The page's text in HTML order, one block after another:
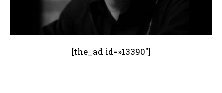
[the_ad id=»13390″]